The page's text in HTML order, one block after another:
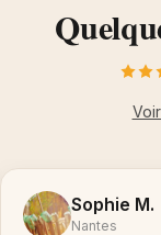
Sophie M.
Nantes